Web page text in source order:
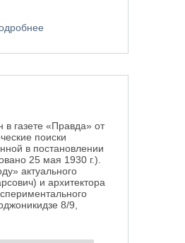
газете «Правда» от
поиски
в постановлении
25 мая 1930 г.).
актуального
и архитектора
8/9,